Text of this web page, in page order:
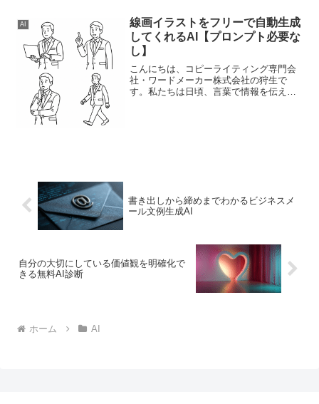
落ち着いてしまったりすることはないで
しょうか？もし心当たりがあ...
AI
線画イラストをフリーで自動生成
してくれるAI【プロンプト必要な
し】
こんにちは、コピーライティング専門会
社・ワードメーカー株式会社の狩生で
す。私たちは日頃、言葉で情報を伝える
書き出しから締めまでわかるビジネスメ
ール文例生成AI
自分の大切にしている価値観を明確化で
きる無料AI診断
ホーム AI